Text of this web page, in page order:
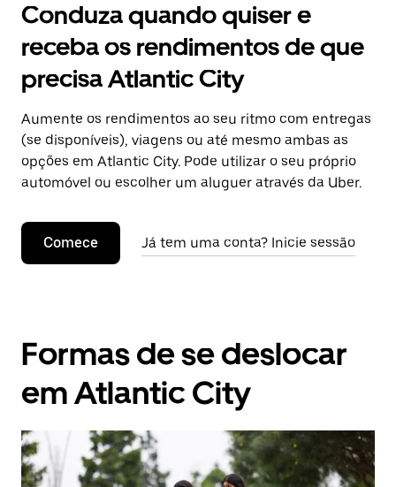
Conduza quando quiser e
receba os rendimentos de que
precisa Atlantic City
Aumente os rendimentos ao seu ritmo com entregas
(se disponíveis), viagens ou até mesmo ambas as
opções em Atlantic City. Pode utilizar o seu próprio
automóvel ou escolher um aluguer através da Uber.
Comece Já tem uma conta? Inicie sessão
Formas de se deslocar
em Atlantic City